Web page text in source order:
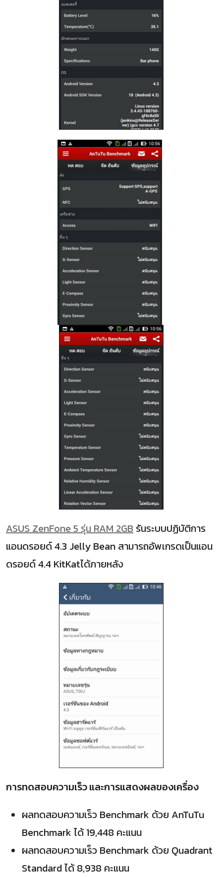
ASUS ZenFone 5 รุ่น RAM 2GB รันระบบปฏิบัติการ
แอนดรอยด์ 4.3 Jelly Bean สามารถอัพเกรดเป็นแอน
ดรอยด์ 4.4 KitKatได้ภายหลัง
การทดสอบความเร็ว และการแสดงผลของเครื่อง
ผลทดสอบความเร็ว Benchmark ด้วย AnTuTu
Benchmark ได้ 19,448 คะแนน
ผลทดสอบความเร็ว Benchmark ด้วย Quadrant
Standard ได้ 8,938 คะแนน